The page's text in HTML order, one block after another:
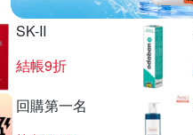
SK-II
結帳9折
回購第一名